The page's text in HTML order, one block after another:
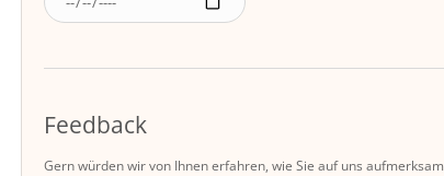
Feedback
Gern würden wir von Ihnen erfahren, wie Sie auf uns aufmerksam